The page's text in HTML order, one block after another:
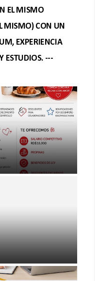
EL MISMO
MISMO) CON UN
EXPERIENCIA
ESTUDIOS. ---